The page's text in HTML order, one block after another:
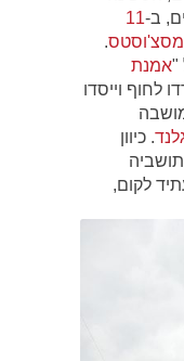
11
מסצ'וסטס.
"אמנת
לחוף וייסדו
. כיוון
לקום,